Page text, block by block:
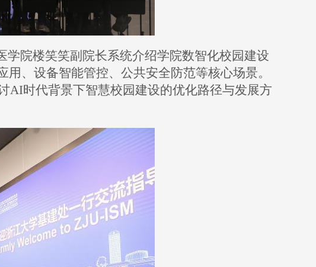
学院楼笑笑副院长系统介绍学院数智化校园建设
用、设备智能管控、公共安全防范等核心场景。
AI时代背景下智慧校园建设的优化路径与发展方